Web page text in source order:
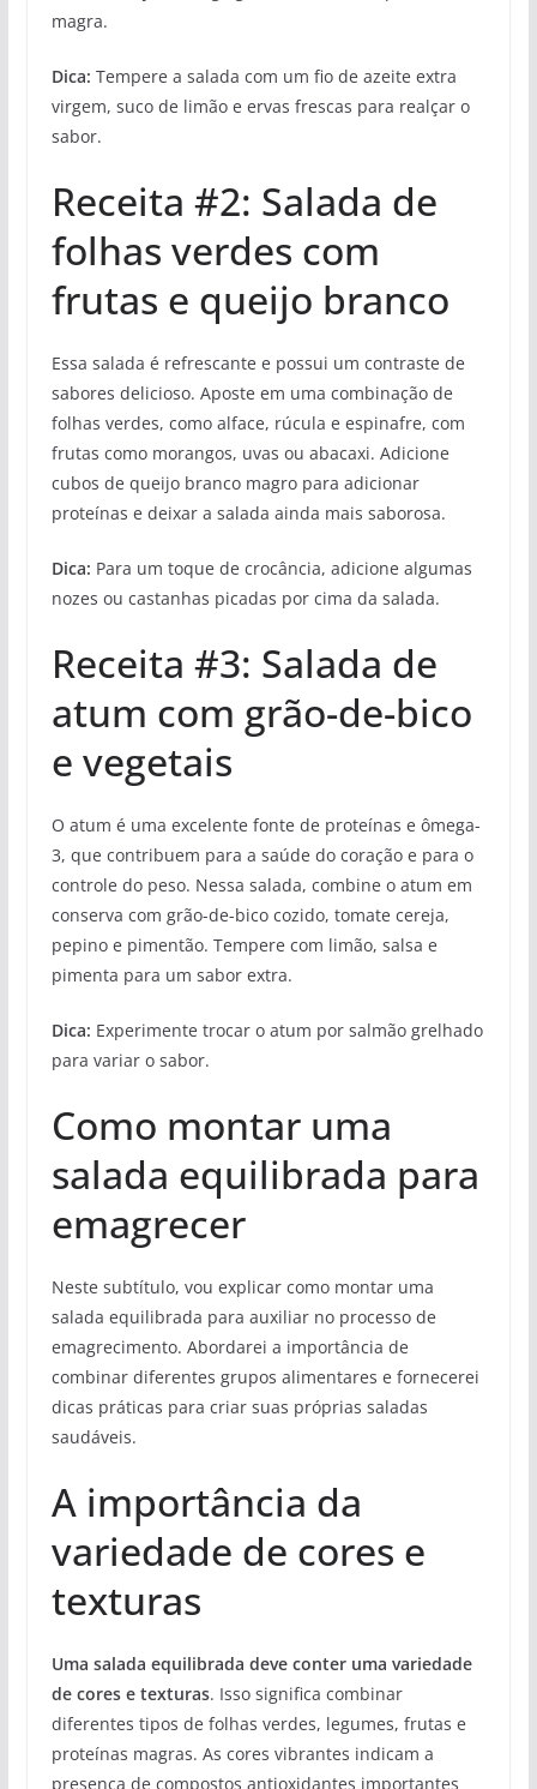
magra.
Dica: Tempere a salada com um fio de azeite extra
virgem, suco de limão e ervas frescas para realçar o
sabor.
Receita #2: Salada de
folhas verdes com
frutas e queijo branco
Essa salada é refrescante e possui um contraste de
sabores delicioso. Aposte em uma combinação de
folhas verdes, como alface, rúcula e espinafre, com
frutas como morangos, uvas ou abacaxi. Adicione
cubos de queijo branco magro para adicionar
proteínas e deixar a salada ainda mais saborosa.
Dica: Para um toque de crocância, adicione algumas
nozes ou castanhas picadas por cima da salada.
Receita #3: Salada de
atum com grão-de-bico
e vegetais
O atum é uma excelente fonte de proteínas e ômega-
3, que contribuem para a saúde do coração e para o
controle do peso. Nessa salada, combine o atum em
conserva com grão-de-bico cozido, tomate cereja,
pepino e pimentão. Tempere com limão, salsa e
pimenta para um sabor extra.
Dica: Experimente trocar o atum por salmão grelhado
para variar o sabor.
Como montar uma
salada equilibrada para
emagrecer
Neste subtítulo, vou explicar como montar uma
salada equilibrada para auxiliar no processo de
emagrecimento. Abordarei a importância de
combinar diferentes grupos alimentares e fornecerei
dicas práticas para criar suas próprias saladas
saudáveis.
A importância da
variedade de cores e
texturas
Uma salada equilibrada deve conter uma variedade
de cores e texturas. Isso significa combinar
diferentes tipos de folhas verdes, legumes, frutas e
proteínas magras. As cores vibrantes indicam a
presença de compostos antioxidantes importantes